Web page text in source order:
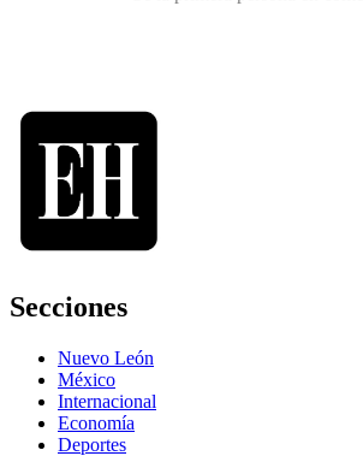
Secciones
Nuevo León
México
Internacional
Economía
Deportes